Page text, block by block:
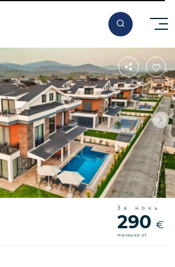
За ночь
290 €
Начиная от